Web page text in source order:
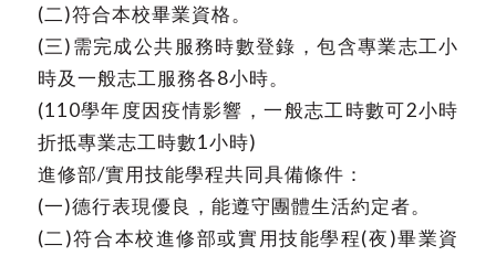
(二)符合本校畢業資格。
(三)需完成公共服務時數登錄，包含專業志工小
時及一般志工服務各8小時。
(110學年度因疫情影響，一般志工時數可2小時
折抵專業志工時數1小時)
進修部/實用技能學程共同具備條件：
(一)德行表現優良，能遵守團體生活約定者。
(二)符合本校進修部或實用技能學程(夜)畢業資